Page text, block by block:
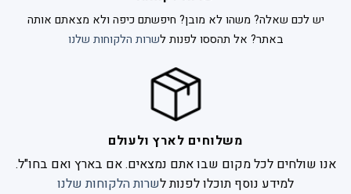
יש לכם שאלה? משהו לא מובן? חיפשתם כיפה ולא מצאתם אותה
באתר? אל תהססו לפנות לשרות הלקוחות שלנו
משלוחים לארץ ולעולם
אנו שולחים לכל מקום שבו אתם נמצאים. אם בארץ ואם בחו"ל.
למידע נוסף תוכלו לפנות לשרות הלקוחות שלנו